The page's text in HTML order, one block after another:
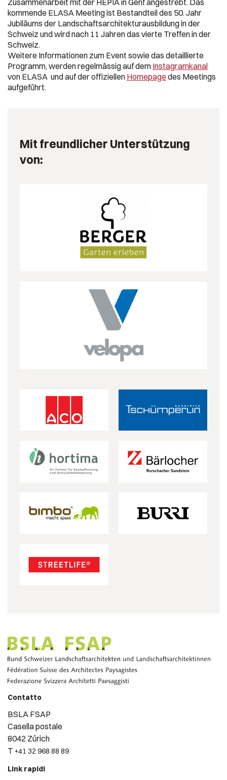
kommende ELASA Meeting ist Bestandteil des 50. Jahr
Jubiläums der Landschaftsarchitekturausbildung in der
Schweiz und wird nach 11 Jahren das vierte Treffen in der
Schweiz.
Weitere Informationen zum Event sowie das detaillierte
Programm, werden regelmässig auf dem Instagramkanal
von ELASA und auf der offiziellen Homepagedes Meetings
aufgeführt.
Mit freundlicher Unterstützung
von:
Contatto
BSLA FSAP
Casella postale
8042 Zürich
T +41 32 968 88 89
Link rapidi